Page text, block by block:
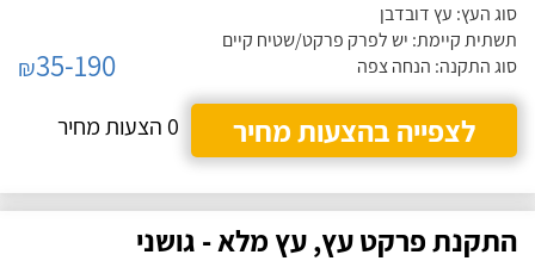
סוג העץ: עץ דובדבן
תשתית קיימת: יש לפרק פרקט/שטיח קיים
סוג התקנה: הנחה צפה
₪35-190
לצפייה בהצעות מחיר
0 הצעות מחיר
התקנת פרקט עץ, עץ מלא - גושני